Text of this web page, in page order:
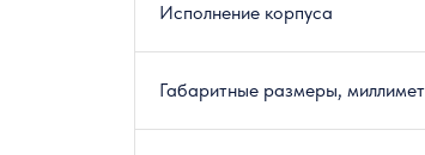
Исполнение корпуса
Габаритные размеры,